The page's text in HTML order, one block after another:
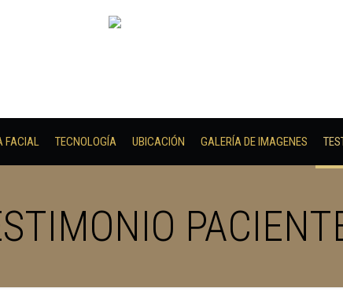
FACIAL TECNOLOGÍA UBICACIÓN GALERÍA DE IMAGENES